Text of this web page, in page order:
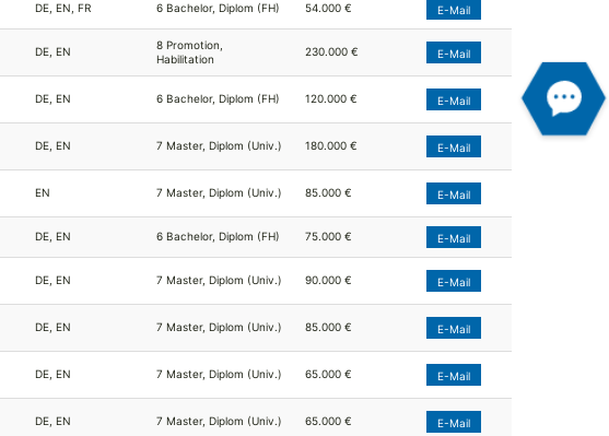
DE, EN, FR 6 Bachelor, Diplom (FH) 54.000 € E-Mail
DE, EN
8 Promotion,
Habilitation
230.000 € E-Mail
DE, EN 6 Bachelor, Diplom (FH) 120.000 € E-Mail
DE, EN 7 Master, Diplom (Univ.) 180.000 € E-Mail
EN 7 Master, Diplom (Univ.) 85.000 € E-Mail
DE, EN 6 Bachelor, Diplom (FH) 75.000 € E-Mail
DE, EN 7 Master, Diplom (Univ.) 90.000 € E-Mail
DE, EN 7 Master, Diplom (Univ.) 85.000 € E-Mail
DE, EN 7 Master, Diplom (Univ.) 65.000 € E-Mail
DE, EN 7 Master, Diplom (Univ.) 65.000 € E-Mail